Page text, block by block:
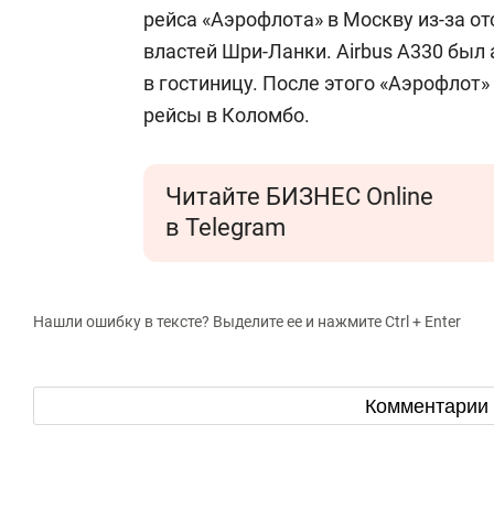
рейса «Аэрофлота» в Москву из-за
властей Шри-Ланки. Airbus A330 был
в гостиницу. После этого «Аэрофлот»
рейсы в Коломбо.
Читайте БИЗНЕС Online
в Telegram
Нашли ошибку в тексте? Выделите ее и нажмите Ctrl + Enter
Комментарии